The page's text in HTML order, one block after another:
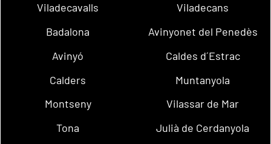
Viladecavalls
Viladecans
Badalona
Avinyonet del Penedès
Avinyó
Caldes d´Estrac
Calders
Muntanyola
Montseny
Vilassar de Mar
Tona
Julià de Cerdanyola